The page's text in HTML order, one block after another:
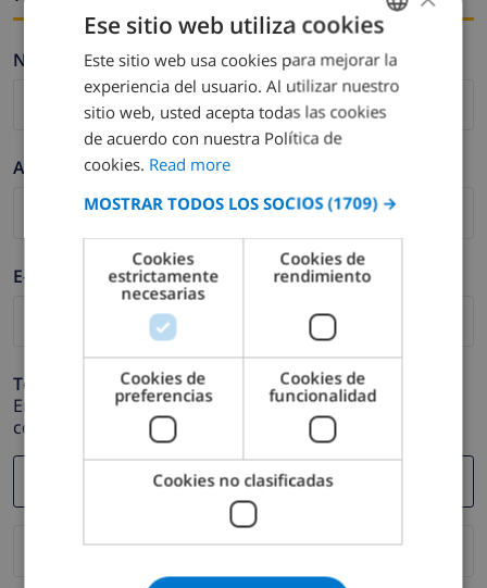
Nombre *
Apellidos *
E-mail *
Teléfono *
En caso de que su dirección de e-mail no funcione
correctamente.
ENGLISH
DUTCH
FRENCH
GERMAN
CATALAN
ITALIAN
DANISH
Ese sitio web utiliza cookies
Este sitio web usa cookies para mejorar la
experiencia del usuario. Al utilizar nuestro
sitio web, usted acepta todas las cookies
de acuerdo con nuestra Política de
cookies. Read more
MOSTRAR TODOS LOS SOCIOS (1709) →
Cookies
estrictamente
necesarias
Cookies de
rendimiento
Cookies de
preferencias
Cookies de
funcionalidad
Cookies no clasificadas